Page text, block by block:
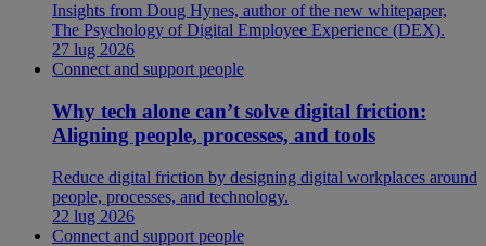
Insights from Doug Hynes, author of the new whitepaper,
The Psychology of Digital Employee Experience (DEX).
27 lug 2026
Connect and support people
Why tech alone can’t solve digital friction:
Aligning people, processes, and tools
Reduce digital friction by designing digital workplaces around
people, processes, and technology.
22 lug 2026
Connect and support people